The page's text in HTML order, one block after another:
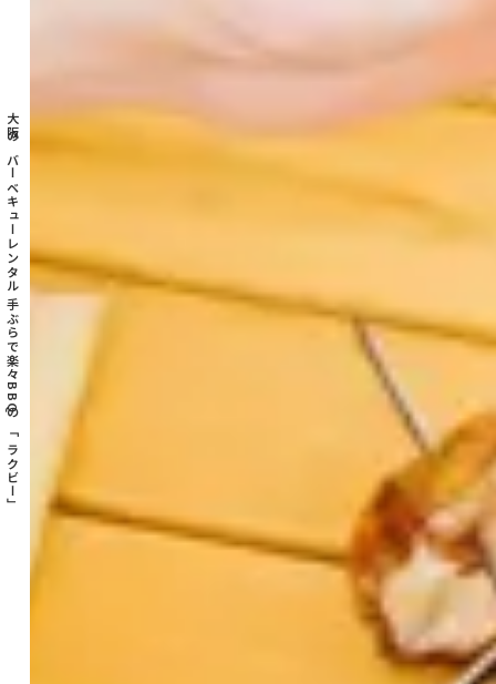
大阪のバーベキューレンタル 手ぶらで楽々BBQの「ラクビー」